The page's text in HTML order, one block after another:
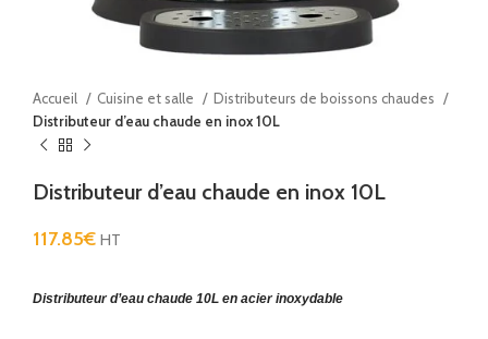
Accueil Cuisine et salle
Distributeurs de boissons chaudes
Distributeur d’eau chaude en inox 10L
Distributeur d’eau chaude en inox 10L
117.85€ HT
Distributeur d’eau chaude 10L en acier inoxydable